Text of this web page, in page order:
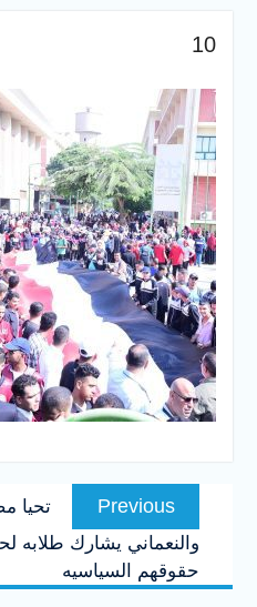
أيام المرحلة
الإلكتروني
2026
10
تصفّح
المقالاتPrevious
post:
تحيا
والنعماني يشارك طلابه
حقوقهم السياسيه